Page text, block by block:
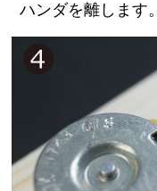
ハンダを離します。